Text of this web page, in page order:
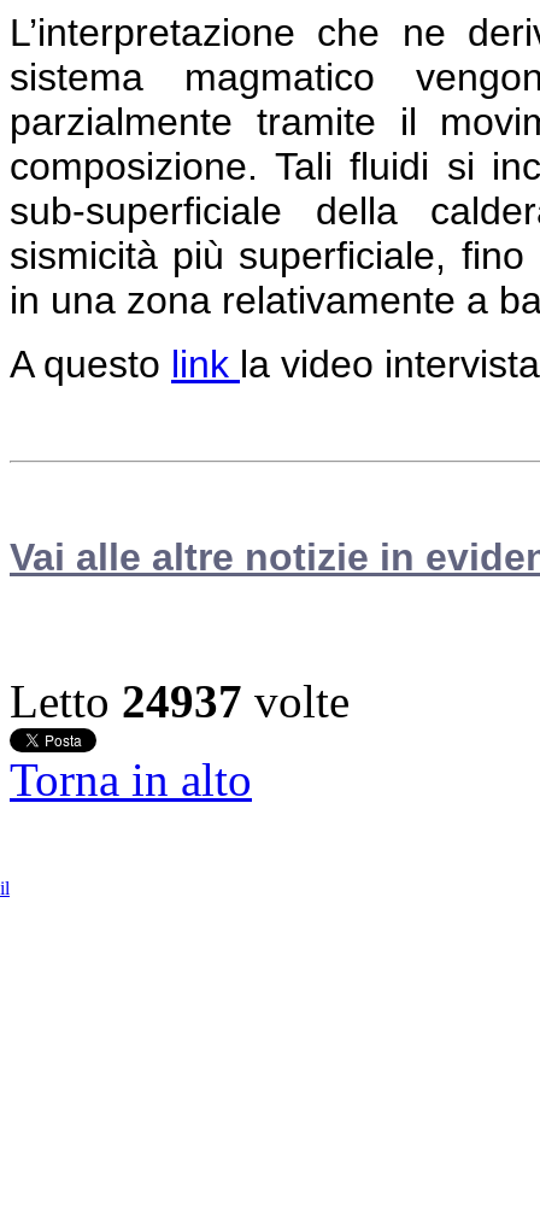
L’interpretazione che ne
sistema magmatico
parzialmente tramite il
composizione. Tali fluidi si
sub-superficiale della
sismicità più superficiale,
in una zona relativamente a
A questo link la video
Vai alle altre notizie in
Letto 24937 volte
Torna in alto